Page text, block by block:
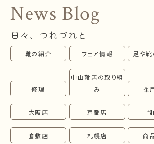
オンラインショップ
お問い合わせ
News Blog
日々、つれづれと
靴の紹介 フェア情報 足や
修理
中山靴店の取り組
み
採
大阪店 京都店
倉敷店 札幌店 商